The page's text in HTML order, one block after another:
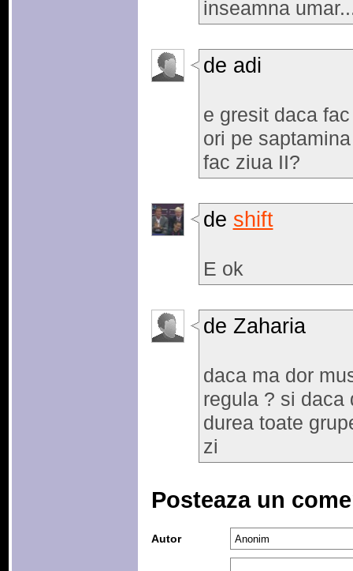
inseamna
de adi
e gresit daca
ori pe
fac ziua II?
de shift
E ok
de Zaharia
daca ma dor
regula ? si daca
durea toate
zi
Posteaza un
Autor